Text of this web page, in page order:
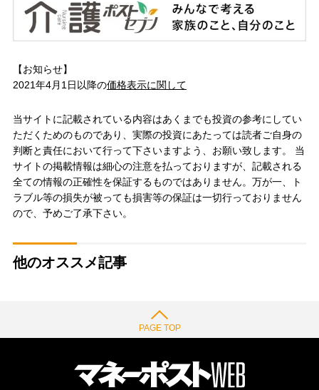
【お知らせ】
2021年4月1日以降の価格表示に関して
当サイトに記載されている内容はあくまでも投資の参考にしてい
ただくためのものであり、実際の投資にあたっては読者ご自身の
判断と責任において行って下さいますよう、お願い致します。 当
サイトの掲載情報は細心の注意を払っておりますが、記載される
全ての情報の正確性を保証するものではありません。万が一、ト
ラブル等の損失が被っても損害等の保証は一切行っておりません
ので、予めご了承下さい。
他のオススメ記事
PAGE TOP